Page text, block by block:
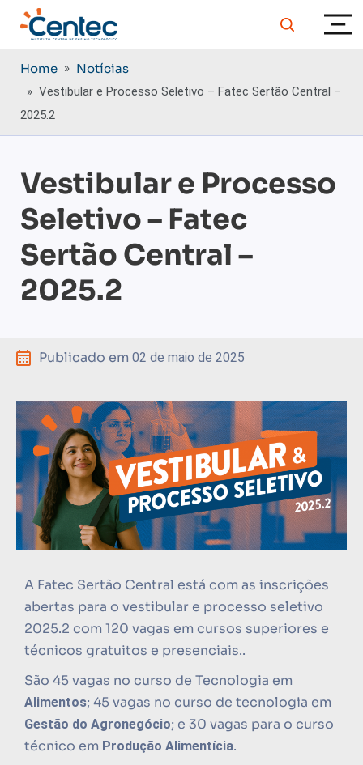
Home » Notícias
» Vestibular e Processo Seletivo – Fatec Sertão Central –
2025.2
Vestibular e Processo
Seletivo – Fatec
Sertão Central –
2025.2
Publicado em 02 de maio de 2025
A Fatec Sertão Central está com as inscrições
abertas para o vestibular e processo seletivo
2025.2 com 120 vagas em cursos superiores e
técnicos gratuitos e presenciais..
São 45 vagas no curso de Tecnologia em
Alimentos; 45 vagas no curso de tecnologia em
Gestão do Agronegócio; e 30 vagas para o curso
técnico em Produção Alimentícia.